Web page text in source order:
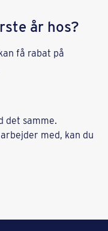
år hos?
få rabat på
det samme.
med, kan du